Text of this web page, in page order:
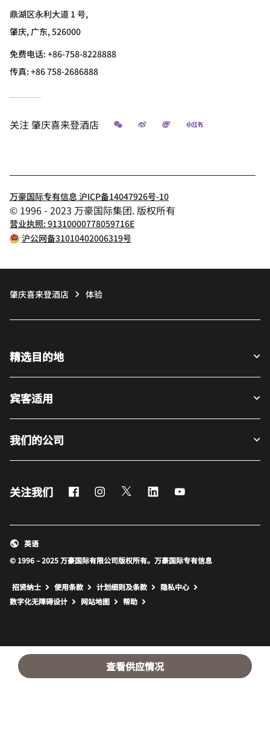
查看供应情况
鼎湖区永利大道 1 号,
肇庆, 广东, 526000
免费电话:+86-758-8228888
传真:+86 758-2686888
关注 肇庆喜来登酒店 微信 微博 飞猪 小红书
万豪国际专有信息 沪ICP备14047926号-10
© 1996 - 2023 万豪国际集团. 版权所有
营业执照: 91310000778059716E
沪公网备31010402006319号
肇庆喜来登酒店 体验
精选目的地
宾客适用
我们的公司
关注我们 FacebookInstagram
Twitter LinkedIn
© 1996 – 2025 万豪国际有限公司版权所有。万豪国际专有信息
英语
招贤纳士 使用条款 计划细则及条款
隐私中心
数字化无障碍设计
网站地图 打开新窗口
帮助